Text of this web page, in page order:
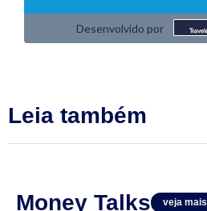
Leia também
Money Talks veja mais